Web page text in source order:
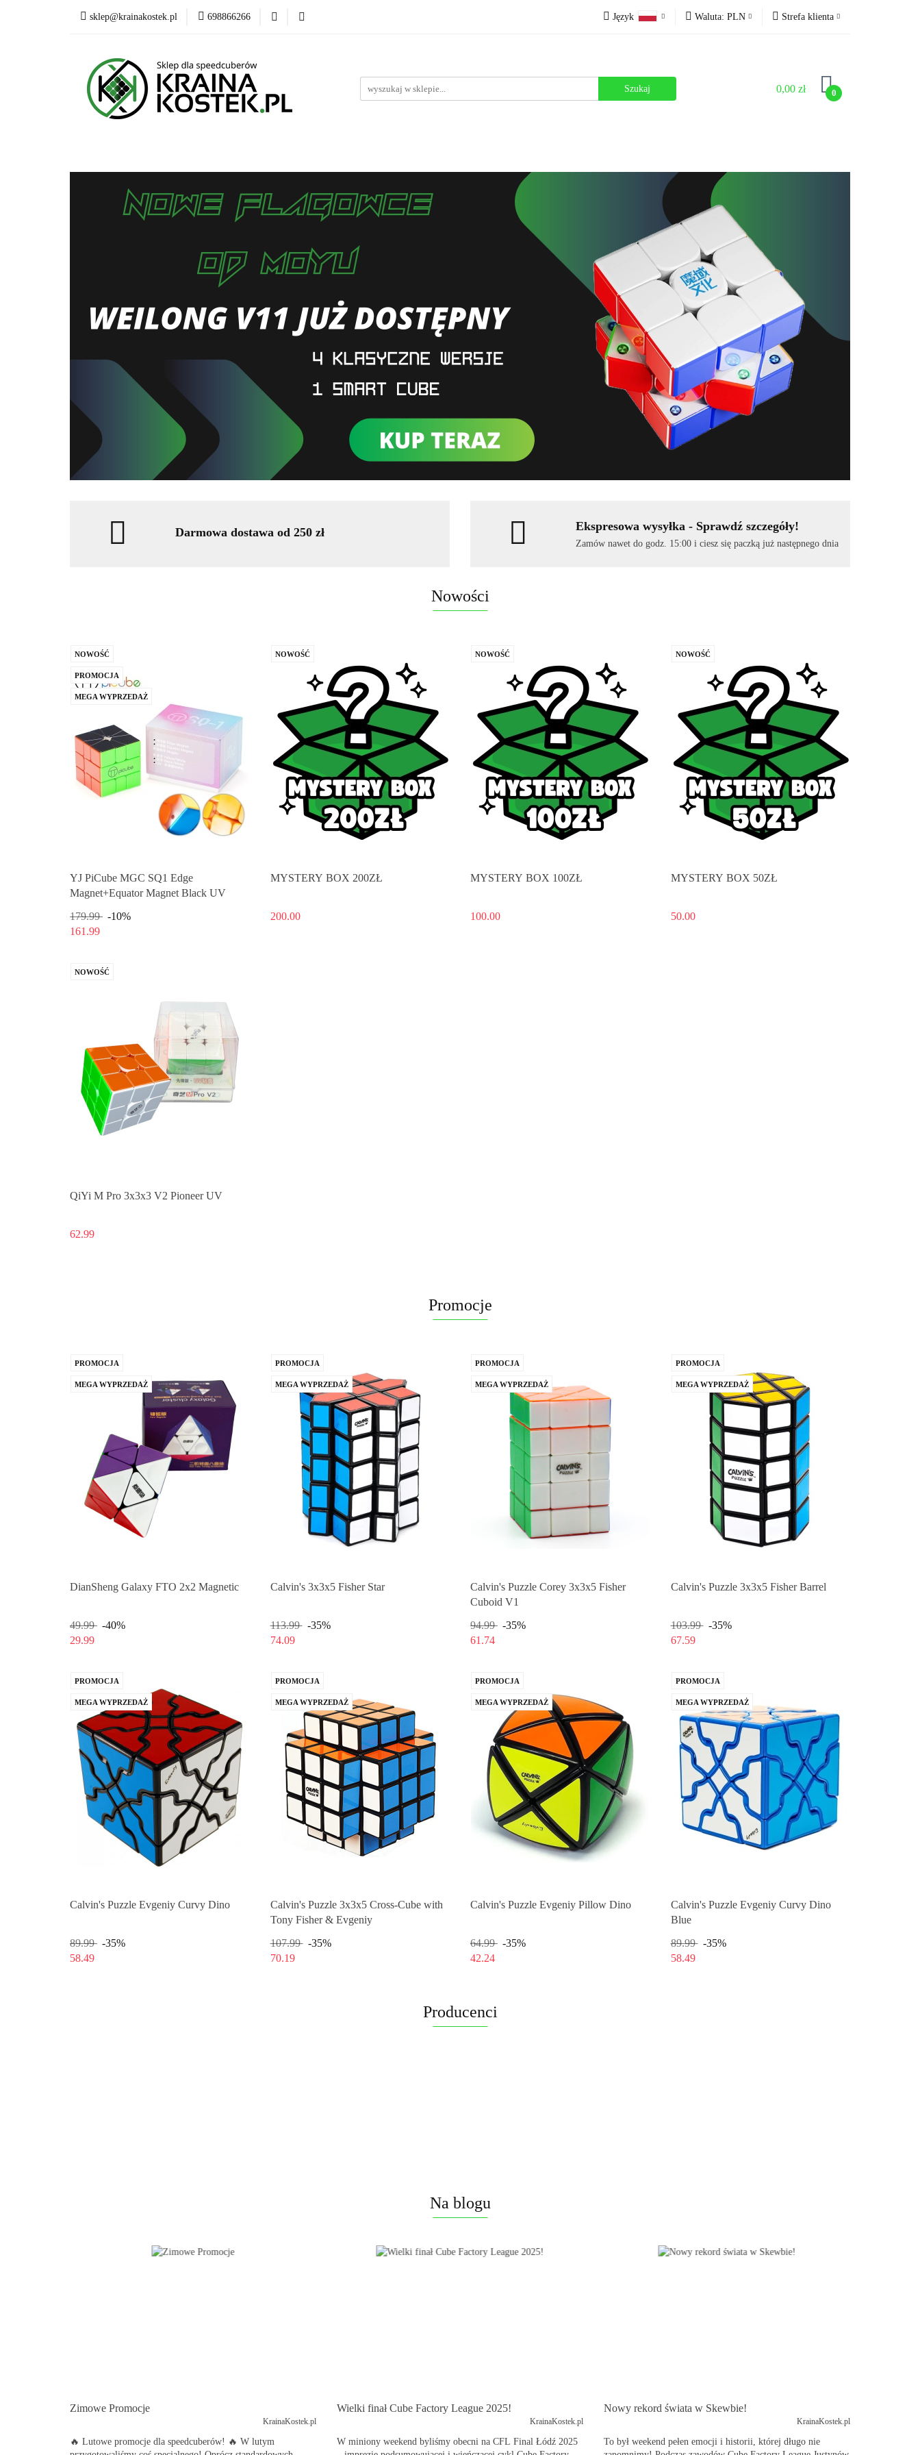
sklep@krainakostek.pl 698866266 Język Waluta: PLN Strefa klienta
Zarejestruj się
Dodaj zgłoszenie
0,00 zł 0
Klasyczne kostki Producenci Nowości
Promocje
Darmowa dostawa od 250 zł Ekspresowa wysyłka - Sprawdź szczegóły!
Zamów nawet do godz. 15:00 i ciesz się paczką już następnego dnia
Nowości
NOWOŚĆ
PROMOCJA
MEGA WYPRZEDAŻ
YJ PiCube MGC SQ1 Edge
Magnet+Equator Magnet Black UV
179.99
-10%
161.99
NOWOŚĆ
MYSTERY BOX 200ZŁ
200.00
NOWOŚĆ
MYSTERY BOX 100ZŁ
100.00
NOWOŚĆ
MYSTERY BOX 50ZŁ
50.00
NOWOŚĆ
Produkt niedostępny
QiYi M Pro 3x3x3 V2 Pioneer UV
62.99
Promocje
PROMOCJA
MEGA WYPRZEDAŻ
DianSheng Galaxy FTO 2x2 Magnetic
49.99
-40%
29.99
PROMOCJA
MEGA WYPRZEDAŻ
Calvin's 3x3x5 Fisher Star
113.99
-35%
74.09
PROMOCJA
MEGA WYPRZEDAŻ
Calvin's Puzzle Corey 3x3x5 Fisher
Cuboid V1
94.99
-35%
61.74
PROMOCJA
MEGA WYPRZEDAŻ
Calvin's Puzzle 3x3x5 Fisher Barrel
103.99
-35%
67.59
PROMOCJA
MEGA WYPRZEDAŻ
Calvin's Puzzle Evgeniy Curvy Dino
89.99
-35%
58.49
PROMOCJA
MEGA WYPRZEDAŻ
Calvin's Puzzle 3x3x5 Cross-Cube with
Tony Fisher & Evgeniy
107.99
-35%
70.19
PROMOCJA
MEGA WYPRZEDAŻ
Calvin's Puzzle Evgeniy Pillow Dino
64.99
-35%
42.24
PROMOCJA
MEGA WYPRZEDAŻ
Calvin's Puzzle Evgeniy Curvy Dino
Blue
89.99
-35%
58.49
Producenci
Na blogu
Zimowe Promocje
KrainaKostek.pl
🔥 Lutowe promocje dla speedcuberów! 🔥 W lutym
Wielki finał Cube Factory League 2025!
KrainaKostek.pl
W miniony weekend byliśmy obecni na CFL Final Łódź 2025
Nowy rekord świata w Skewbie!
KrainaKostek.pl
To był weekend pełen emocji i historii, której długo nie